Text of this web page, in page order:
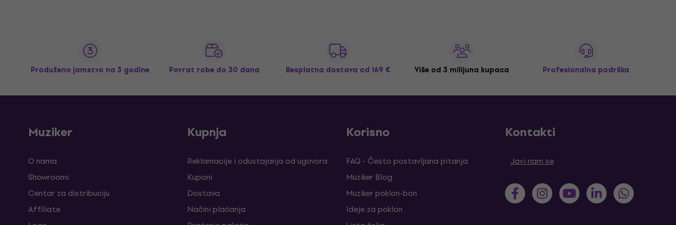
Produženo jamstvo na 3 godine Povrat robe do 30 dana Besplatna dostava od 169 € Više od 3 milijuna kupaca Profesionalna podrška
Muziker
O nama
Showroomi
Centar za distribuciju
Affiliate
Kupnja
Reklamacije i odustajanja od ugovora
Kuponi
Dostava
Načini plaćanja
Korisno
FAQ - Često postavljana pitanja
Muziker Blog
Muziker poklon-bon
Ideje za poklon
Kontakti
Javi nam se